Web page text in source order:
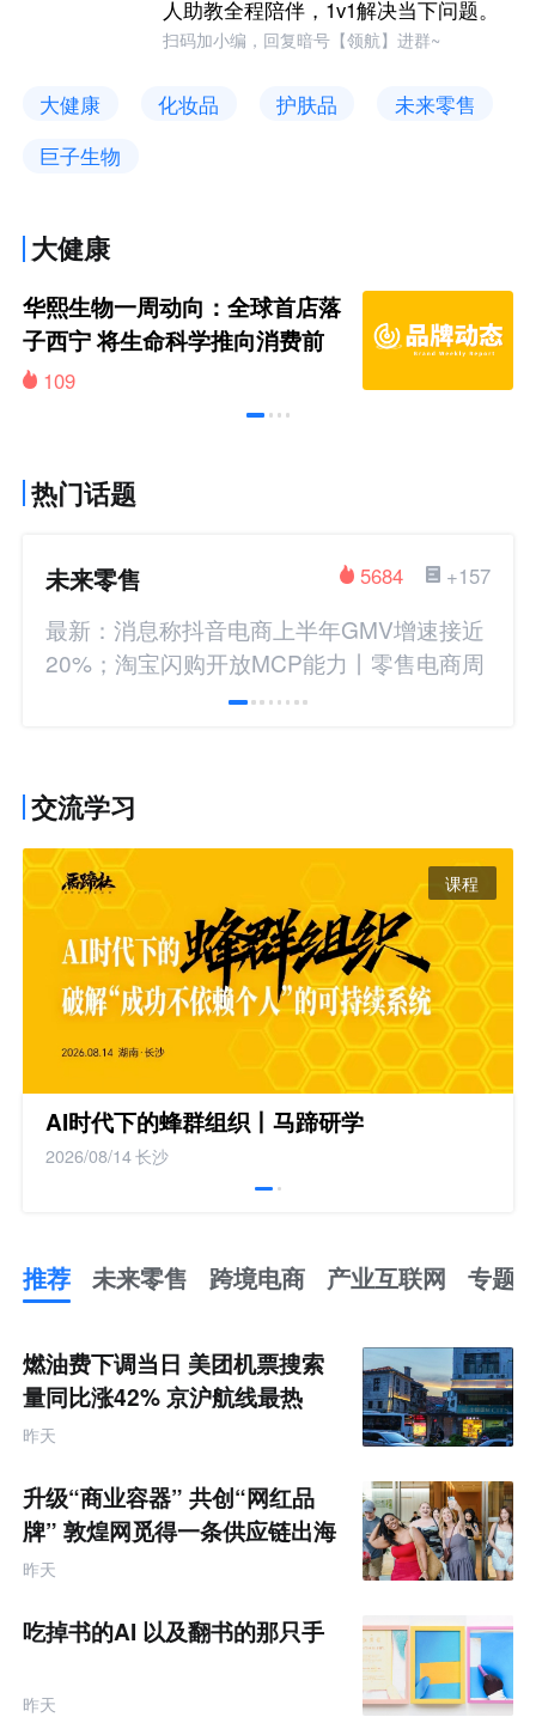
人助教全程陪伴，1v1解决当下问题。
扫码加小编，回复暗号【领航】进群~
大健康 化妆品 护肤品
未来零售
巨子生物
大健康
华熙生物一周动向：全球首店落
子西宁 将生命科学推向消费前
线109
热门话题
未来零售 +157
5684
最新：消息称抖音电商上半年GMV增速接近
20%；淘宝闪购开放MCP能力丨零售电商周
交流学习
课程
AI时代下的蜂群组织丨马蹄研学
2026/08/14长沙
推荐 未来零售 跨境电商 产业互联网 专题
未
来
零
售
跨
境
商
产
业
互
联
网
题
燃油费下调当日 美团机票搜索
量同比涨42% 京沪航线最热
昨天
升级“商业容器” 共创“网红品
牌” 敦煌网觅得一条供应链出海
的新路径
昨天
吃掉书的AI 以及翻书的那只手
昨天